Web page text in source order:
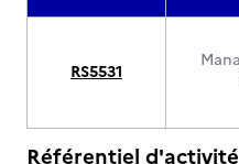
RS5531
Référentiel